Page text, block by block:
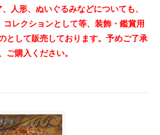
人形、ぬいぐるみなどについても、
レクションとして等、装飾・鑑賞用
として販売しております。予めご了承
ご購入ください。